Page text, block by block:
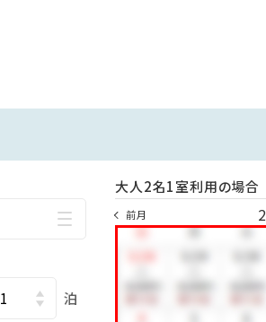
泊
大人2名1室利用の場合
前月